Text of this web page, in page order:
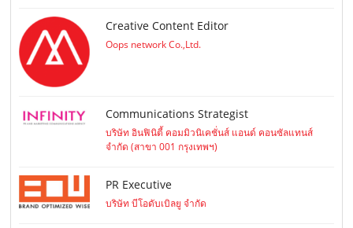
Creative Content Editor
Oops network Co.,Ltd.
Communications Strategist
บริษัท อินฟินิตี้ คอมมิวนิเคชั่นส์ แอนด์ คอนซัลแทนส์
จำกัด (สาขา 001 กรุงเทพฯ)
PR Executive
บริษัท บีโอดับเบิลยู จำกัด